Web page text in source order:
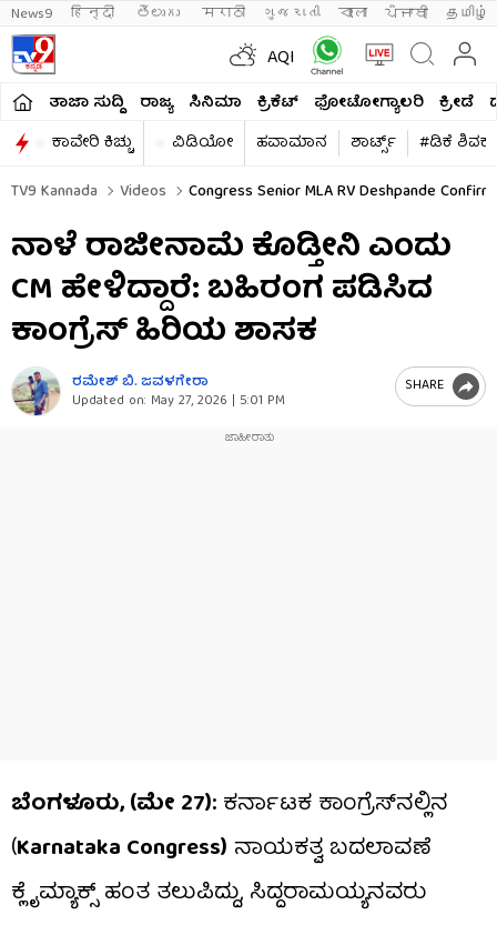
News9 हिन्दी తెలుగు मराठी ગુજરાતી বাংলা ਪੰਜਾਬੀ தமிழ்
AQI
ತಾಜಾ ಸುದ್ದಿ ರಾಜ್ಯ ಸಿನಿಮಾ ಕ್ರಿಕೆಟ್​ ಫೋಟೋಗ್ಯಾಲರಿ ಕ್ರೀಡೆ
ಕಾವೇರಿ ಕಿಚ್ಚು
ವಿಡಿಯೋ ಹವಾಮಾನ ಶಾರ್ಟ್ಸ್​
#ಡಿಕೆ
TV9 Kannada
Videos Congress Senior MLA RV Deshpande
ನಾಳೆ ರಾಜೀನಾಮೆ ಕೊಡ್ತೀನಿ ಎಂದು
CM ಹೇಳಿದ್ದಾರೆ: ಬಹಿರಂಗ ಪಡಿಸಿದ
ಕಾಂಗ್ರೆಸ್ ಹಿರಿಯ ಶಾಸಕ
ರಮೇಶ್ ಬಿ. ಜವಳಗೇರಾ
Updated on: May 27, 2026 | 5:01 PM
SHARE
ಬೆಂಗಳೂರು, (ಮೇ 27): ಕರ್ನಾಟಕ ಕಾಂಗ್ರೆಸ್​​ನಲ್ಲಿನ
(Karnataka Congress) ನಾಯಕತ್ವ ಬದಲಾವಣೆ
ಕ್ಲೈಮ್ಯಾಕ್ಸ್ ಹಂತ ತಲುಪಿದ್ದು, ಸಿದ್ದರಾಮಯ್ಯನವರು